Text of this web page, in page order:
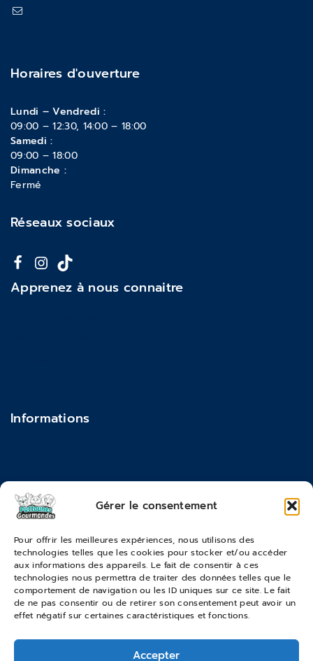
Gérer le consentement
Pour offrir les meilleures expériences, nous utilisons des
technologies telles que les cookies pour stocker et/ou accéder
aux informations des appareils. Le fait de consentir à ces
technologies nous permettra de traiter des données telles que le
comportement de navigation ou les ID uniques sur ce site. Le fait
de ne pas consentir ou de retirer son consentement peut avoir un
effet négatif sur certaines caractéristiques et fonctions.
Accepter
Horaires d'ouverture
Lundi – Vendredi :
09:00 – 12:30, 14:00 – 18:00
Samedi :
09:00 – 18:00
Dimanche :
Fermé
Réseaux sociaux
Apprenez à nous connaitre
Informations
Moyens de paiements
Conditions générales de vente
Suivi de commande
Services & Retours
Modes de livraison